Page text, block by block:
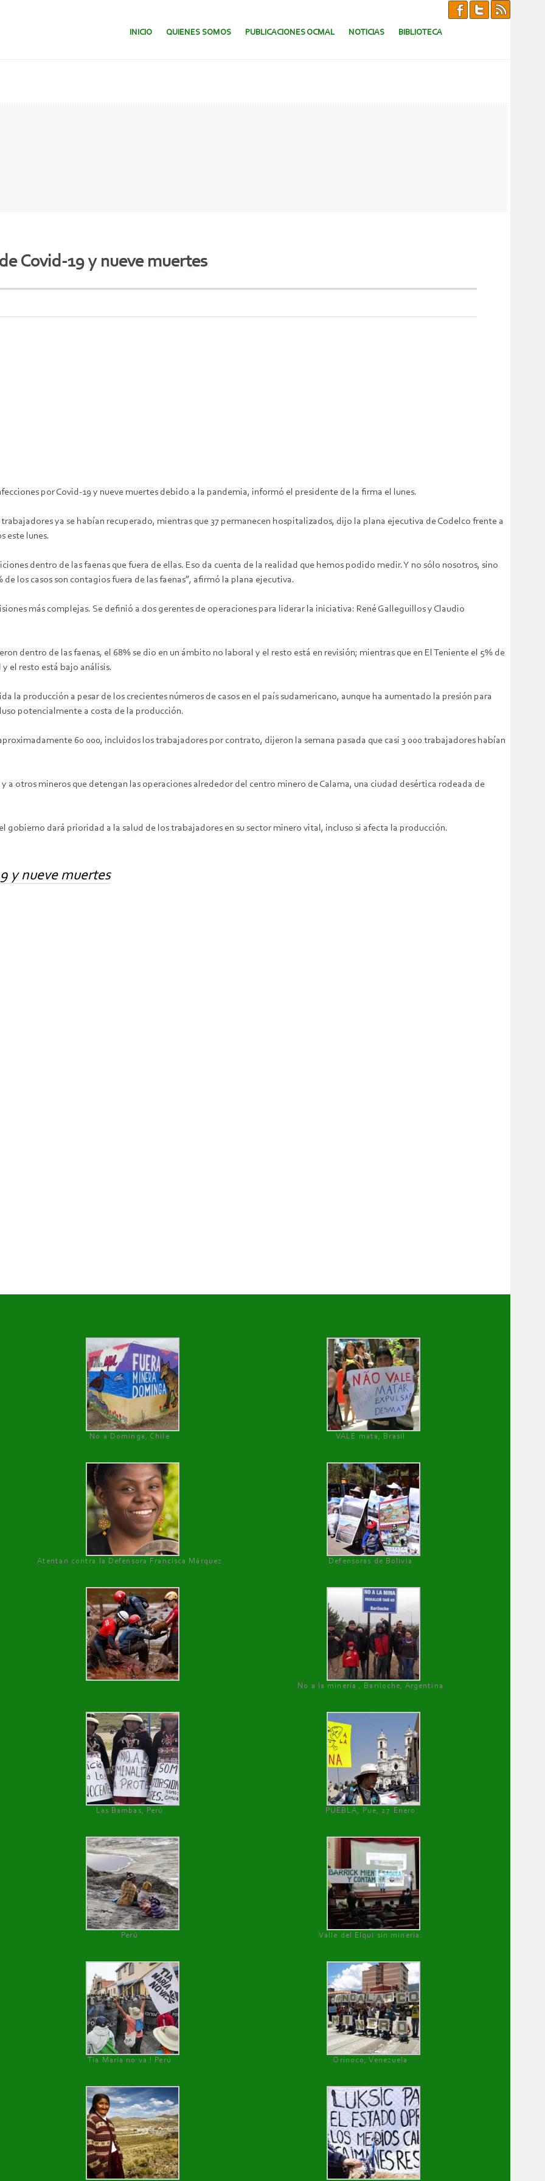
SALTAR AL CONTENIDO.
INICIO QUIENES SOMOS PUBLICACIONES OCMAL NOTICIAS BIBLIOTECA
Covid-19 y nueve muertes
por Covid-19 y nueve muertes debido a la pandemia, informó el presidente de la firma el lunes.
ya se habían recuperado, mientras que 37 permanecen hospitalizados, dijo la plana ejecutiva de Codelco frente a
este lunes.
dentro de las faenas que fuera de ellas. Eso da cuenta de la realidad que hemos podido medir. Y no sólo nosotros, sino
los casos son contagios fuera de las faenas”, afirmó la plana ejecutiva.
más complejas. Se definió a dos gerentes de operaciones para liderar la iniciativa: René Galleguillos y Claudio
dentro de las faenas, el 68% se dio en un ámbito no laboral y el resto está en revisión; mientras que en El Teniente el 5% de
y el resto está bajo análisis.
la producción a pesar de los crecientes números de casos en el país sudamericano, aunque ha aumentado la presión para
potencialmente a costa de la producción.
60 000, incluidos los trabajadores por contrato, dijeron la semana pasada que casi 3 000 trabajadores habían
a otros mineros que detengan las operaciones alrededor del centro minero de Calama, una ciudad desértica rodeada de
gobierno dará prioridad a la salud de los trabajadores en su sector minero vital, incluso si afecta la producción.
y nueve muertes
No a Dominga, Chile
VALE mata, Brasil
Atentan contra la Defensora Francisca Márquez Defensoras de Bolivia
No a la minería , Bariloche, Argentina
Las Bambas, Perú PUEBLA, Pue, 27 Enero
Perú Valle del Elqui sin minería.
Tía María no va ! Perú Orinoco, Venezuela